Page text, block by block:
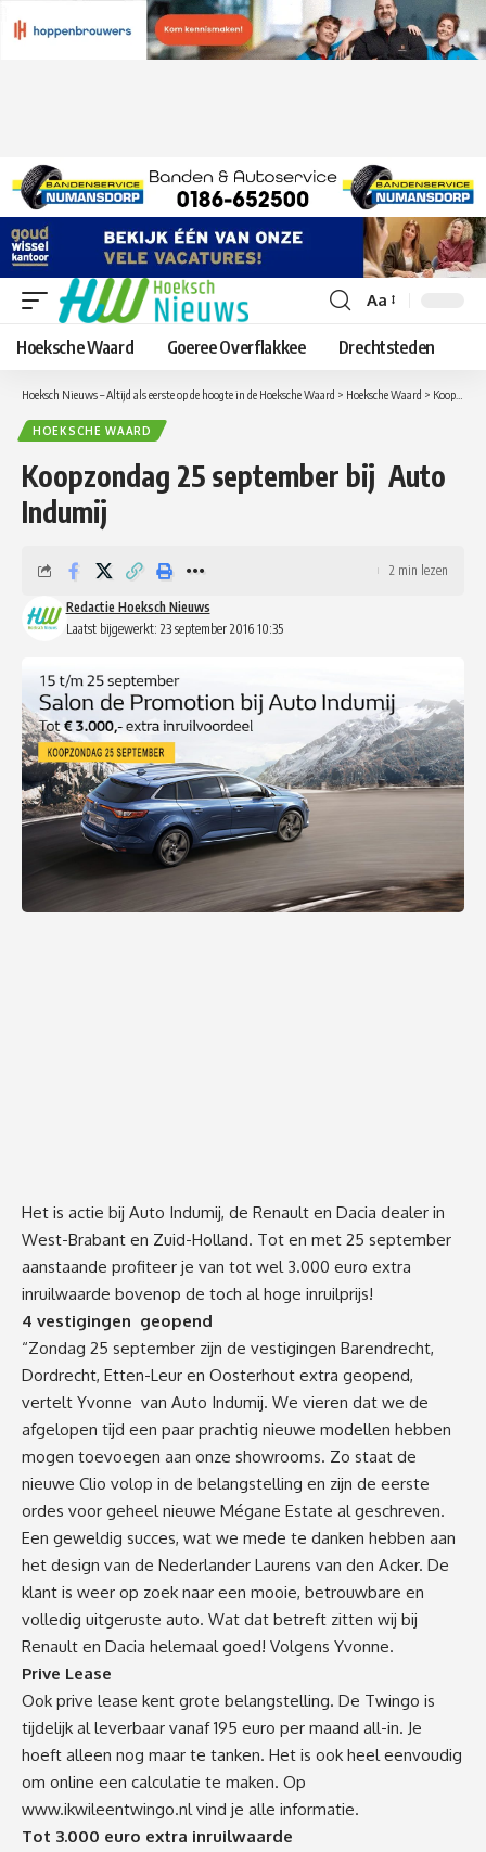
Lettergrootte
aanpassen
Aa
Hoeksche Waard Goeree Overflakkee Drechtsteden
Hoeksch Nieuws – Altijd als eerste op de hoogte in de Hoeksche Waard > Hoeksche Waard > Koopzondag 25 september bij Auto Indumij
HOEKSCHE WAARD
Koopzondag 25 september bij Auto
Indumij
Laatst bijgewerkt: 23 september 2016 10:35
Redactie Hoeksch Nieuws
2 min lezen
Het is actie bij Auto Indumij, de Renault en Dacia dealer in
West-Brabant en Zuid-Holland. Tot en met 25 september
aanstaande profiteer je van tot wel 3.000 euro extra
inruilwaarde bovenop de toch al hoge inruilprijs!
4 vestigingen geopend
“Zondag 25 september zijn de vestigingen Barendrecht,
Dordrecht, Etten-Leur en Oosterhout extra geopend,
vertelt Yvonne van Auto Indumij. We vieren dat we de
afgelopen tijd een paar prachtig nieuwe modellen hebben
mogen toevoegen aan onze showrooms. Zo staat de
nieuwe Clio volop in de belangstelling en zijn de eerste
ordes voor geheel nieuwe Mégane Estate al geschreven.
Een geweldig succes, wat we mede te danken hebben aan
het design van de Nederlander Laurens van den Acker. De
klant is weer op zoek naar een mooie, betrouwbare en
volledig uitgeruste auto. Wat dat betreft zitten wij bij
Renault en Dacia helemaal goed! Volgens Yvonne.
Prive Lease
Ook prive lease kent grote belangstelling. De Twingo is
tijdelijk al leverbaar vanaf 195 euro per maand all-in. Je
hoeft alleen nog maar te tanken. Het is ook heel eenvoudig
om online een calculatie te maken. Op
www.ikwileentwingo.nlvind je alle informatie.
Tot 3.000 euro extra inruilwaarde